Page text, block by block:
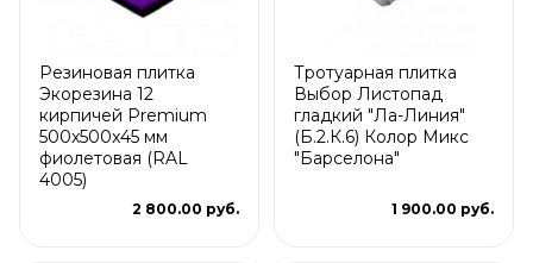
Резиновая плитка
Экорезина 12
кирпичей Premium
500x500x45 мм
фиолетовая (RAL
4005)
2 800.00 руб.
Тротуарная плитка
Выбор Листопад
гладкий "Ла-Линия"
(Б.2.К.6) Колор Микс
"Барселона"
1 900.00 руб.